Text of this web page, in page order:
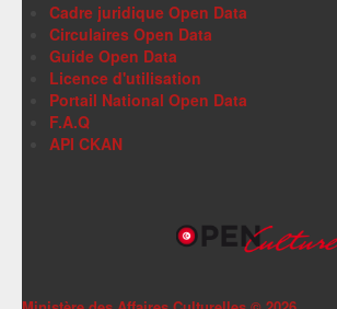
Cadre juridique Open Data
Circulaires Open Data
Guide Open Data
Licence d'utilisation
Portail National Open Data
F.A.Q
API CKAN